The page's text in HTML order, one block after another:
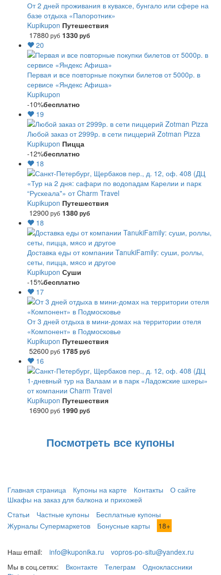
От 2 дней проживания в куваксе, бунгало или сфере на
базе отдыха «Папоротник»
Kupikupon Путешествия
17880 руб 1330руб
20
Первая и все повторные покупки билетов от 5000р. в
сервисе «Яндекс Афиша»
Kupikupon
-10%бесплатно
19
Любой заказ от 2999р. в сети пиццерий Zotman Pizza
Kupikupon Пицца
-12%бесплатно
18
«Тур на 2 дня: сафари по водопадам Карелии и парк
“Рускеала"» от Charm Travel
Kupikupon Путешествия
12900 руб 1380руб
18
Доставка еды от компании TanukiFamily: суши, роллы,
сеты, пицца, мясо и другое
Kupikupon Суши
-15%бесплатно
17
От 3 дней отдыха в мини-домах на территории отеля
«Компонент» в Подмосковье
Kupikupon Путешествия
52600 руб 1785руб
16
1-дневный тур на Валаам и в парк «Ладожские шхеры»
от компании Charm Travel
Kupikupon Путешествия
16900 руб 1990руб
Посмотреть все купоны
Главная страница Купоны на карте Контакты
О сайте
Шкафы на заказ для балкона и прихожей
Статьи
Частные купоны
Бесплатные купоны
Журналы Супермаркетов
Бонусные карты 18+
Наш email: info@kuponika.ru
vopros-po-situ@yandex.ru
Мы в соц.сетях:
Вконтакте Телеграм
Одноклассники